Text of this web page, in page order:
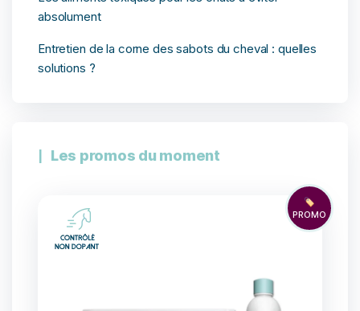
absolument
Entretien de la corne des sabots du cheval : quelles
solutions ?
Les promos du moment
🏷️
PROMO